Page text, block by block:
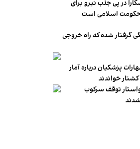
در پی جذب نیرو برای
حکومت اسلامی است
گرفتار شده که راه خروجی
پزشکیان درباره آمار
کشتار خواندند
توقف سرکوب